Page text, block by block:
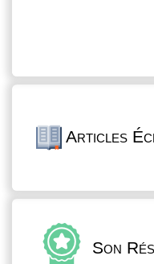
Articles
Son